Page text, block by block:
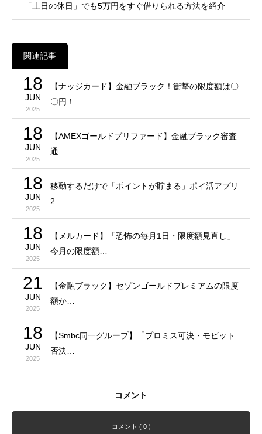
「土日の休日」でも5万円をすぐ借りられる方法を紹介
関連記事
18
JUN
2025
【ナッジカード】金融ブラック！衝撃の限度額は〇
〇円！
18
JUN
2025
【AMEXゴールドプリファード】金融ブラック審査
通…
18
JUN
2025
移動するだけで「ポイントが貯まる」ポイ活アプリ
2…
18
JUN
2025
【メルカード】「恐怖の毎月1日・限度額見直し」
今月の限度額…
21
JUN
2025
【金融ブラック】セゾンゴールドプレミアムの限度
額か…
18
JUN
2025
【Smbc同一グループ】「プロミス可決・モビット
否決…
コメント
コメント ( 0 )